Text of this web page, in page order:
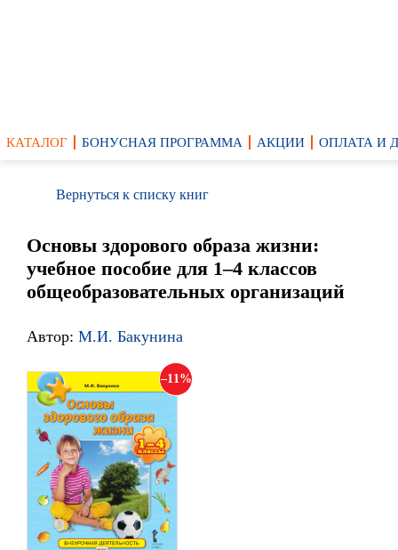
КАТАЛОГ БОНУСНАЯ ПРОГРАММА АКЦИИ ОПЛАТА И
Вернуться к списку книг
Основы здорового образа жизни:
учебное пособие для 1–4 классов
общеобразовательных организаций
Автор: М.И. Бакунина
11